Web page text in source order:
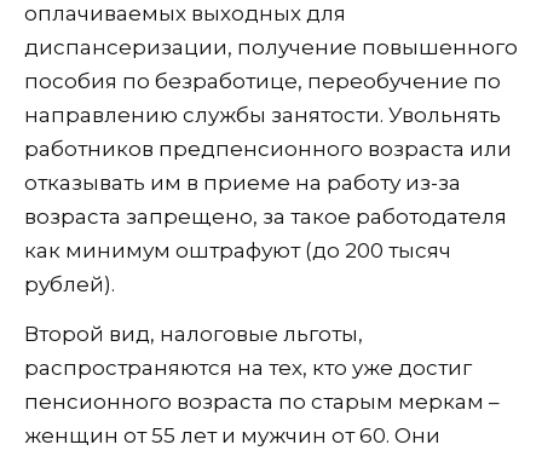
оплачиваемых выходных для
диспансеризации, получение повышенного
пособия по безработице, переобучение по
направлению службы занятости. Увольнять
работников предпенсионного возраста или
отказывать им в приеме на работу из-за
возраста запрещено, за такое работодателя
как минимум оштрафуют (до 200 тысяч
рублей).
Второй вид, налоговые льготы,
распространяются на тех, кто уже достиг
пенсионного возраста по старым меркам –
женщин от 55 лет и мужчин от 60. Они